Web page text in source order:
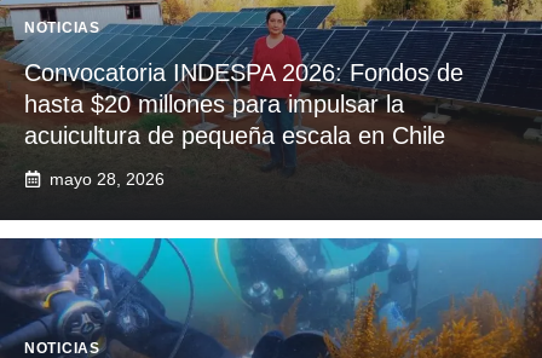
NOTICIAS
Convocatoria INDESPA 2026: Fondos de
hasta $20 millones para impulsar la
acuicultura de pequeña escala en Chile
mayo 28, 2026
NOTICIAS